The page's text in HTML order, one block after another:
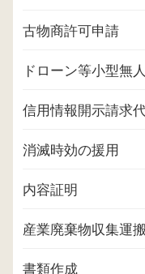
古物商許可申請
ドローン等小型無
信用情報開示請求
消滅時効の援用
内容証明
産業廃棄物収集運
書類作成